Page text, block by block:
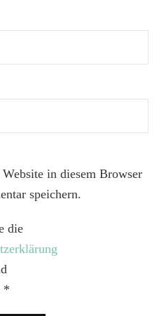
in diesem Browser
speichern.
die
*